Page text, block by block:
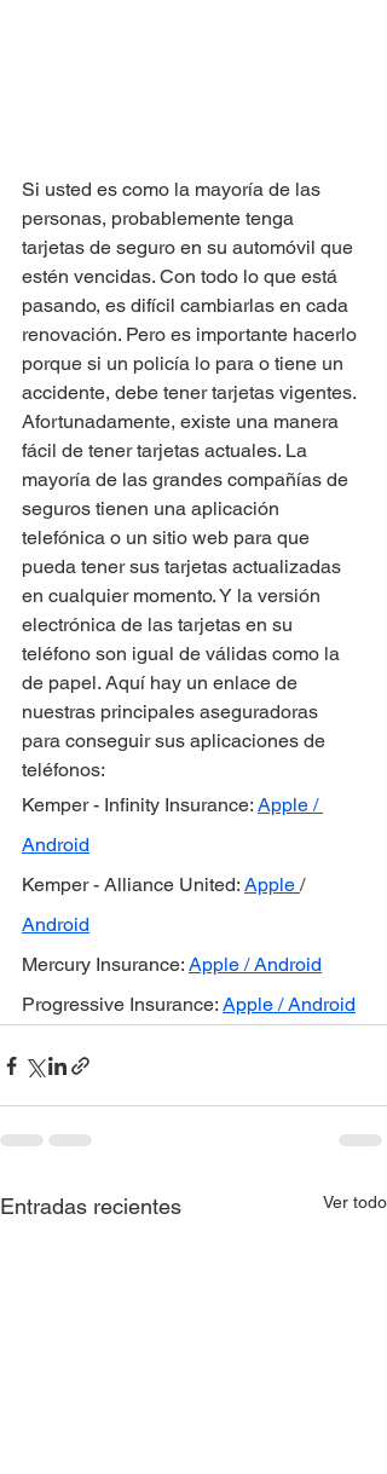
Si usted es como la mayoría de las
personas, probablemente tenga
tarjetas de seguro en su automóvil que
estén vencidas. Con todo lo que está
pasando, es difícil cambiarlas en cada
renovación. Pero es importante hacerlo
porque si un policía lo para o tiene un
accidente, debe tener tarjetas vigentes.
Afortunadamente, existe una manera
fácil de tener tarjetas actuales. La
mayoría de las grandes compañías de
seguros tienen una aplicación
telefónica o un sitio web para que
pueda tener sus tarjetas actualizadas
en cualquier momento. Y la versión
electrónica de las tarjetas en su
teléfono son igual de válidas como la
de papel. Aquí hay un enlace de
nuestras principales aseguradoras
para conseguir sus aplicaciones de
teléfonos:
Kemper - Infinity Insurance: Apple /
Android
Kemper - Alliance United: Apple /
Android
Mercury Insurance: Apple / Android
Progressive Insurance: Apple / Android
Entradas recientes Ver todo